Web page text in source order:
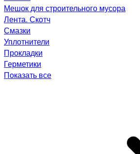
Мешок для строительного мусора
Лента. Скотч
Смазки
Уплотнители
Прокладки
Герметики
Показать все